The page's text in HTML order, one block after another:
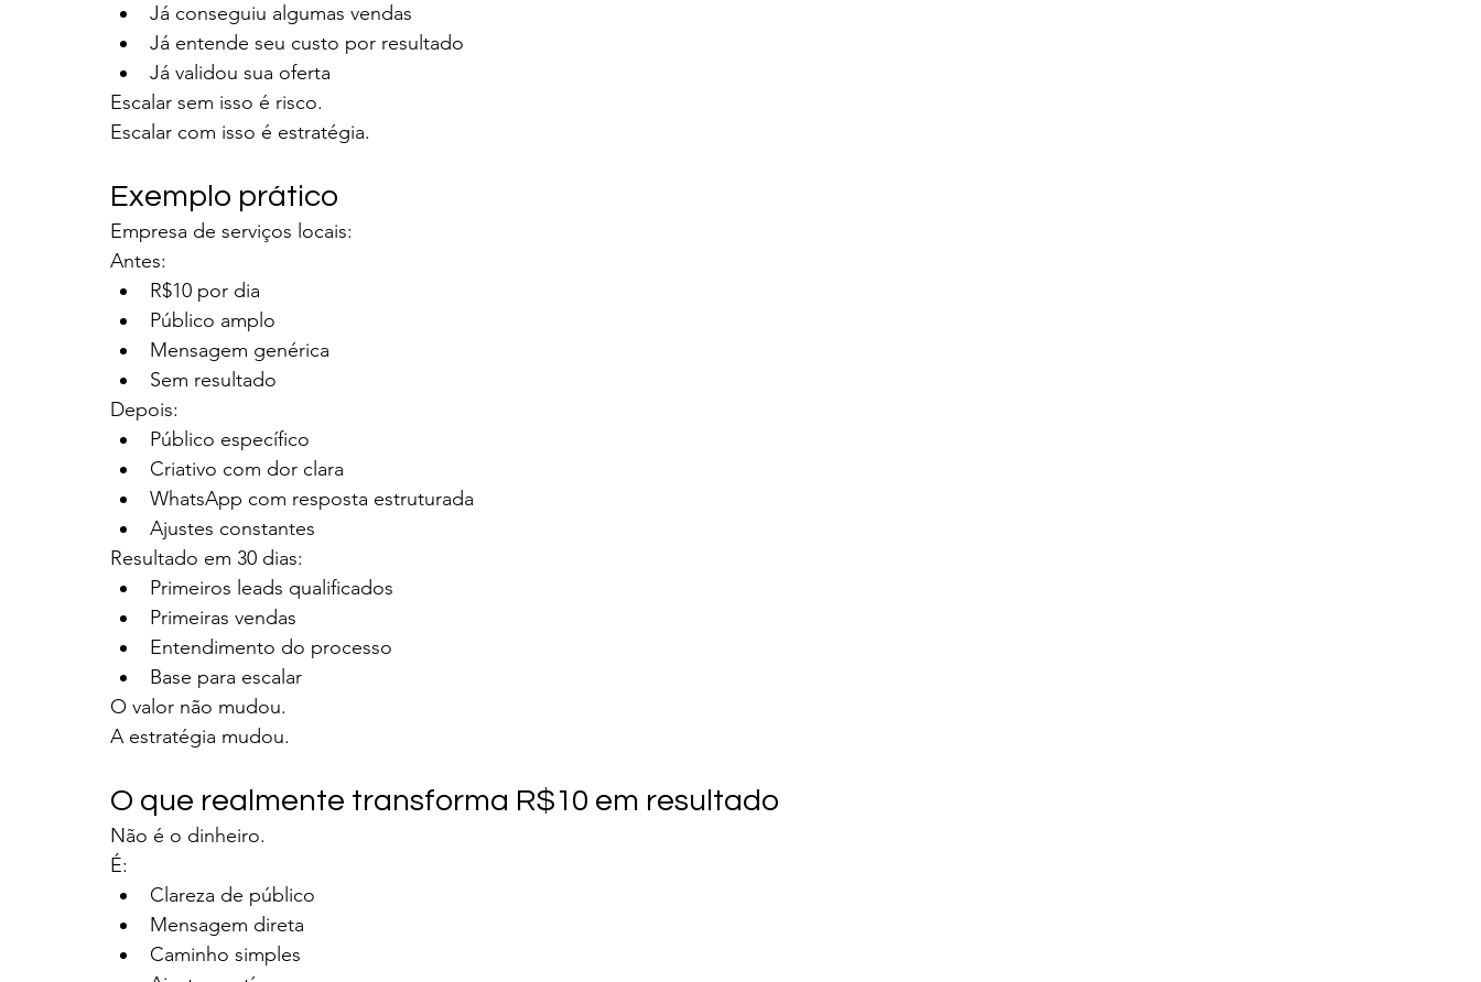
Já conseguiu algumas vendas
Já entende seu custo por resultado
Já validou sua oferta
Escalar sem isso é risco.
Escalar com isso é estratégia.
Exemplo prático
Empresa de serviços locais:
Antes:
R$10 por dia
Público amplo
Mensagem genérica
Sem resultado
Depois:
Público específico
Criativo com dor clara
WhatsApp com resposta estruturada
Ajustes constantes
Resultado em 30 dias:
Primeiros leads qualificados
Primeiras vendas
Entendimento do processo
Base para escalar
O valor não mudou.
A estratégia mudou.
O que realmente transforma R$10 em resultado
Não é o dinheiro.
É:
Clareza de público
Mensagem direta
Caminho simples